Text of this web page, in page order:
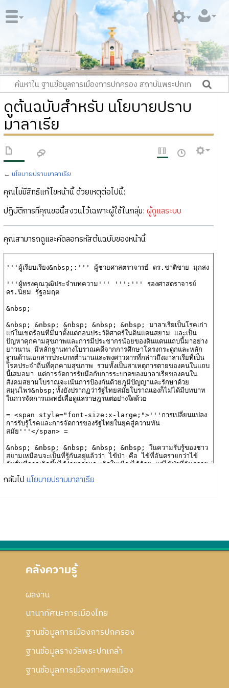
ดูต้นฉบับสำหรับ นโยบายปราบ
มาลาเรีย
← นโยบายปราบมาลาเรีย
คุณไม่มีสิทธิแก้ไขหน้านี้ ด้วยเหตุต่อไปนี้:
ปฏิบัติการที่คุณขอนี้สงวนไว้เฉพาะผู้ใช้ในกลุ่ม: ผู้ดูแลระบบ
คุณสามารถดูและคัดลอกรหัสต้นฉบับของหน้านี้
กลับไป นโยบายปราบมาลาเรีย
คลังความรู้
ผลงาน
นานาทัศนะการเมืองไทย
ฐานข้อมูลการเมืองการปกครอง
ฐานข้อมูลรางวัลพระปกเกล้า
ฐานข้อมูลการเมืองภาคพลเมือง